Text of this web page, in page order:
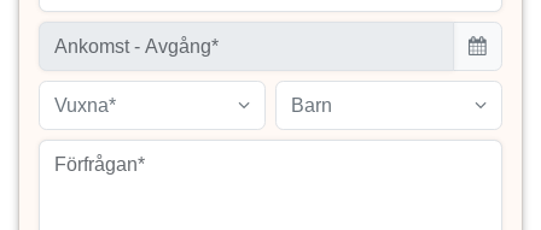
Vuxna* Barn